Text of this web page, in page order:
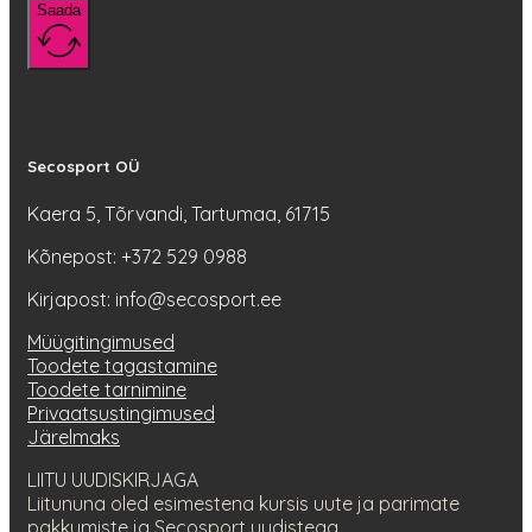
Saada
Secosport OÜ
Kaera 5, Tõrvandi, Tartumaa, 61715
Kõnepost: +372 529 0988
Kirjapost: info@secosport.ee
Müügitingimused
Toodete tagastamine
Toodete tarnimine
Privaatsustingimused
Järelmaks
LIITU UUDISKIRJAGA
Liitununa oled esimestena kursis uute ja parimate
pakkumiste ja Secosport uudistega.